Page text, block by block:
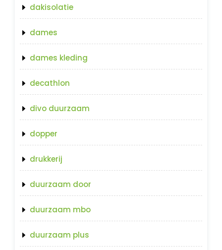
dakisolatie
dames
dames kleding
decathlon
divo duurzaam
dopper
drukkerij
duurzaam door
duurzaam mbo
duurzaam plus